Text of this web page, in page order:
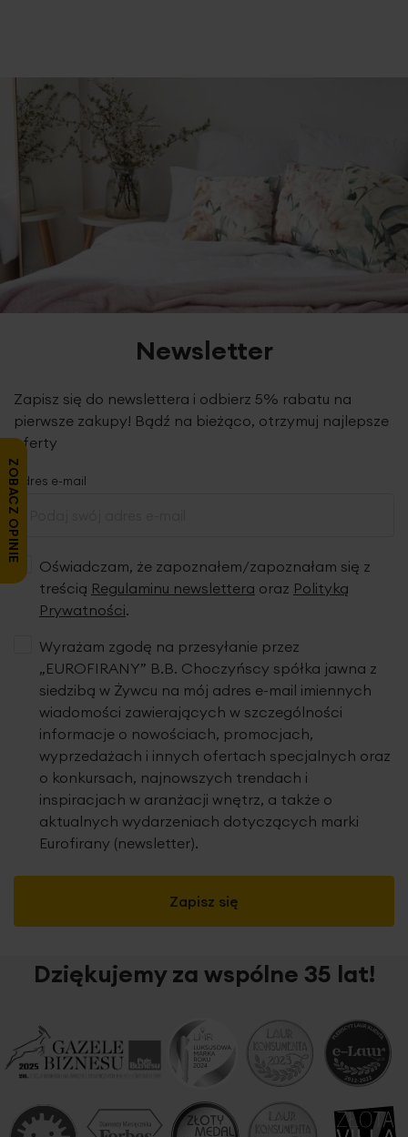
Newsletter
Zapisz się do newslettera i odbierz 5% rabatu na
pierwsze zakupy! Bądź na bieżąco, otrzymuj najlepsze
oferty
Adres e-mail
Oświadczam, że zapoznałem/zapoznałam się z
treścią Regulaminu newslettera oraz Polityką
Prywatności.
Zapisz się
Wyrażam zgodę na przesyłanie przez
„EUROFIRANY” B.B. Choczyńscy spółka jawna z
siedzibą w Żywcu na mój adres e-mail imiennych
wiadomości zawierających w szczególności
informacje o nowościach, promocjach,
wyprzedażach i innych ofertach specjalnych oraz
o konkursach, najnowszych trendach i
inspiracjach w aranżacji wnętrz, a także o
aktualnych wydarzeniach dotyczących marki
Eurofirany (newsletter).
Dziękujemy za wspólne 35 lat!
ZOBACZ OPINIE